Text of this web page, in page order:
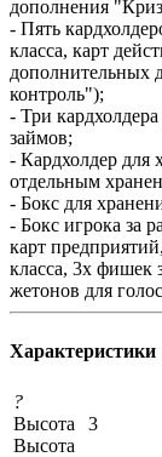
дополнения
- Пять
класса, карт
дополнительных
контроль");
- Три
займов;
- Кардхолдер для
отдельным
- Бокс для
- Бокс игрока за
карт
класса, 3х фишек
жетонов для
Характеристики
?
Высота
Высота
3